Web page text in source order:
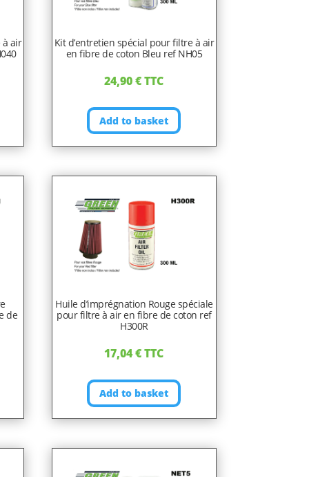
à air
Kit d’entretien spécial pour filtre à air
en fibre de coton Bleu ref NH05
24,90€ TTC
Add to basket
de
Huile d’imprégnation Rouge spéciale
pour filtre à air en fibre de coton ref
H300R
17,04€ TTC
Add to basket